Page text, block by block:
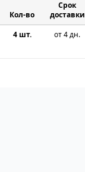
Срок
доставки
4 шт. от 4 дн.